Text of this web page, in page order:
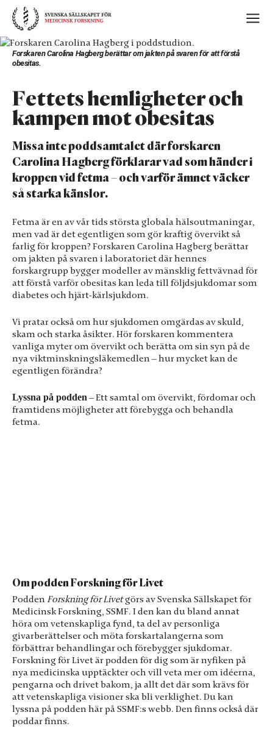
Skip
content
Forskaren Carolina Hagberg berättar om jakten på svaren för att förstå
obesitas.
Fettets hemligheter och
kampen mot obesitas
Missa inte poddsamtalet där forskaren
Carolina Hagberg förklarar vad som händer i
kroppen vid fetma – och varför ämnet väcker
så starka känslor.
Fetma är en av vår tids största globala hälsoutmaningar,
men vad är det egentligen som gör kraftig övervikt så
farlig för kroppen? Forskaren Carolina Hagberg berättar
om jakten på svaren i laboratoriet där hennes
forskargrupp bygger modeller av mänsklig fettvävnad för
att förstå varför obesitas kan leda till följdsjukdomar som
diabetes och hjärt-kärlsjukdom.
Vi pratar också om hur sjukdomen omgärdas av skuld,
skam och starka åsikter. Hör forskaren kommentera
vanliga myter om övervikt och berätta om sin syn på de
nya viktminskningsläkemedlen – hur mycket kan de
egentligen förändra?
Lyssna på podden – Ett samtal om övervikt, fördomar och
framtidens möjligheter att förebygga och behandla
fetma.
Om podden Forskning för Livet
PoddenForskning för Livetgörs av Svenska Sällskapet för
Medicinsk Forskning, SSMF. I den kan du bland annat
höra om vetenskapliga fynd, ta del av personliga
givarberättelser och möta forskartalangerna som
förbättrar behandlingar och förebygger sjukdomar.
Forskning för Livet är podden för dig som är nyfiken på
nya medicinska upptäckter och vill veta mer om idéerna,
pengarna och drivet bakom, ja allt det där som krävs för
att vetenskapliga visioner ska bli verklighet. Du kan
lyssna på podden här på SSMF:s webb. Den finns också där
poddar finns.
behövs för
att hemsidan
över huvud
taget ska
fungera.
Statistik
För att vi ska
kunna
förbättra
hemsidans